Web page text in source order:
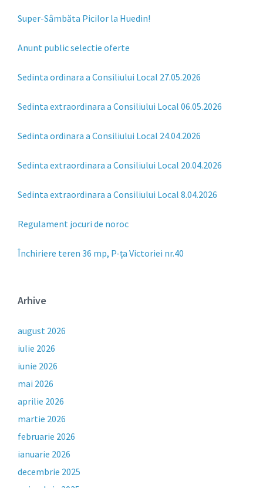
Super-Sâmbăta Picilor la Huedin!
Anunt public selectie oferte
Sedinta ordinara a Consiliului Local 27.05.2026
Sedinta extraordinara a Consiliului Local 06.05.2026
Sedinta ordinara a Consiliului Local 24.04.2026
Sedinta extraordinara a Consiliului Local 20.04.2026
Sedinta extraordinara a Consiliului Local 8.04.2026
Regulament jocuri de noroc
Închiriere teren 36 mp, P-ța Victoriei nr.40
Arhive
august 2026
iulie 2026
iunie 2026
mai 2026
aprilie 2026
martie 2026
februarie 2026
ianuarie 2026
decembrie 2025